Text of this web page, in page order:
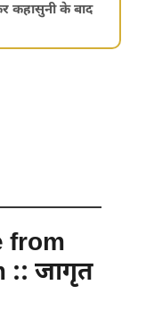
कहासुनी के बाद
from
:: जागृत